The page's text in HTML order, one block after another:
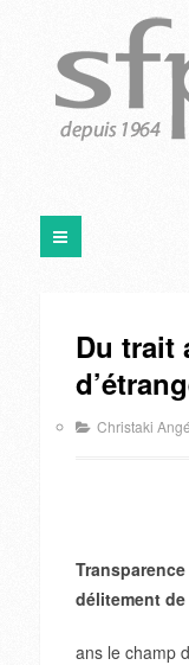
Du trait
Christaki
délitement
ans le champ